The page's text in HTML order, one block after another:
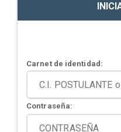
Carnet de identidad:
Contraseña: